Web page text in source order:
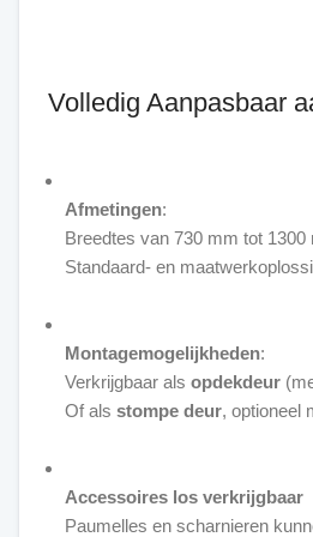
Volledig Aanpasbaar
Afmetingen:
Breedtes van 730 mm tot
Standaard- en
Montagemogelijkheden:
Verkrijgbaar als opdekdeur
Of als stompe deur, optioneel
Accessoires los verkrijgbaar
Paumelles en scharnieren